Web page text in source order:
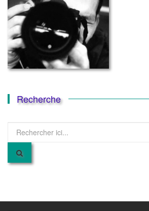
Recherche
pour